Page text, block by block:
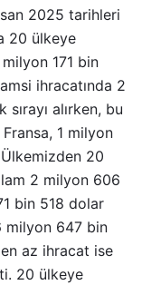
2025 tarihleri
20 ülkeye
171 bin
ihracatında 2
alırken, bu
1 milyon
20
2 milyon 606
bin 518 dolar
milyon 647 bin
en az ihracat ise
20 ülkeye